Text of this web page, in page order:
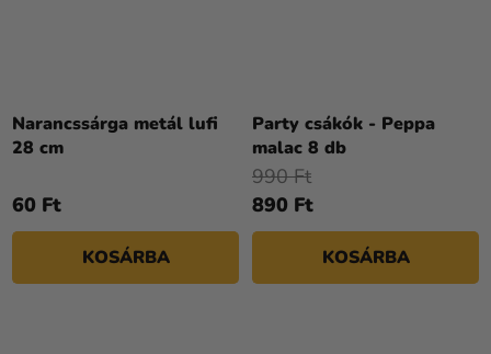
Narancssárga metál lufi
28 cm
60 Ft
KOSÁRBA
Party csákók - Peppa
malac 8 db
890 Ft
990 Ft
KOSÁRBA